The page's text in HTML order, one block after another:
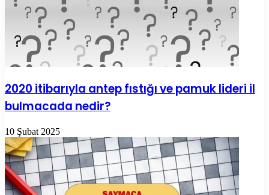
2020 itibarıyla antep fıstığı ve pamuk lideri il
bulmacada nedir?
10 Şubat 2025